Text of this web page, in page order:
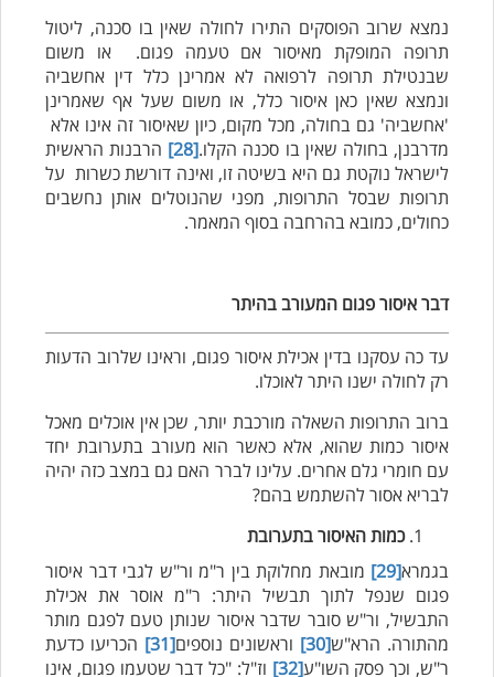
נמצא שרוב הפוסקים התירו לחולה שאין בו סכנה, ליטול
תרופה המופקת מאיסור אם טעמה פגום. או משום
שבנטילת תרופה לרפואה לא אמרינן כלל דין אחשביה
ונמצא שאין כאן איסור כלל, או משום שעל אף שאמרינן
'אחשביה' גם בחולה, מכל מקום, כיון שאיסור זה אינו אלא
מדרבנן, בחולה שאין בו סכנה הקלו.[28]
הרבנות הראשית
לישראל נוקטת גם היא בשיטה זו, ואינה דורשת כשרות על
תרופות שבסל התרופות, מפני שהנוטלים אותן נחשבים
כחולים, כמובא בהרחבה בסוף המאמר.
דבר איסור פגום המעורב בהיתר
עד כה עסקנו בדין אכילת איסור פגום, וראינו שלרוב הדעות
רק לחולה ישנו היתר לאוכלו.
ברוב התרופות השאלה מורכבת יותר, שכן אין אוכלים מאכל
איסור כמות שהוא, אלא כאשר הוא מעורב בתערובת יחד
עם חומרי גלם אחרים. עלינו לברר האם גם במצב כזה יהיה
לבריא אסור להשתמש בהם?
כמות האיסור בתערובת
בגמרא[29]
מובאת מחלוקת בין ר"מ ור"ש לגבי דבר איסור
פגום שנפל לתוך תבשיל היתר: ר"מ אוסר את אכילת
התבשיל, ור"ש סובר שדבר איסור שנותן טעם לפגם מותר
מהתורה. הרא"ש[30] וראשונים נוספים[31]
הכריעו כדעת
ר"ש, וכך פסק השו"ע[32] וז"ל: "כל דבר שטעמו פגום, אינו